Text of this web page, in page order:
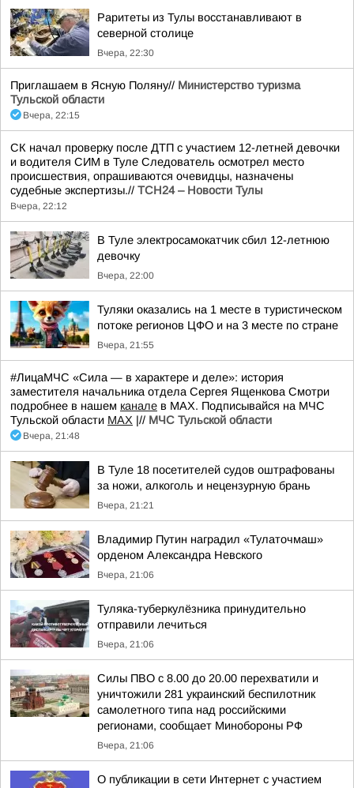
Раритеты из Тулы восстанавливают в
северной столице
Вчера, 22:30
Приглашаем в Ясную Поляну// Министерство туризма
Тульской области
Вчера, 22:15
СК начал проверку после ДТП с участием 12-летней девочки
и водителя СИМ в Туле Следователь осмотрел место
происшествия, опрашиваются очевидцы, назначены
судебные экспертизы.// ТСН24 – Новости Тулы
Вчера, 22:12
В Туле электросамокатчик сбил 12-летнюю
девочку
Вчера, 22:00
Туляки оказались на 1 месте в туристическом
потоке регионов ЦФО и на 3 месте по стране
Вчера, 21:55
#ЛицаМЧС «Сила — в характере и деле»: история
заместителя начальника отдела Сергея Ященкова Смотри
подробнее в нашем канале в МАХ. Подписывайся на МЧС
Тульской области MAX |// МЧС Тульской области
Вчера, 21:48
В Туле 18 посетителей судов оштрафованы
за ножи, алкоголь и нецензурную брань
Вчера, 21:21
Владимир Путин наградил «Тулаточмаш»
орденом Александра Невского
Вчера, 21:06
Туляка-туберкулёзника принудительно
отправили лечиться
Вчера, 21:06
Силы ПВО с 8.00 до 20.00 перехватили и
уничтожили 281 украинский беспилотник
самолетного типа над российскими
регионами, сообщает Минобороны РФ
Вчера, 21:06
О публикации в сети Интернет с участием